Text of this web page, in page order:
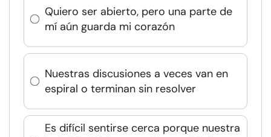
Quiero ser abierto, pero una parte de
mí aún guarda mi corazón
Nuestras discusiones a veces van en
espiral o terminan sin resolver
Es difícil sentirse cerca porque nuestra